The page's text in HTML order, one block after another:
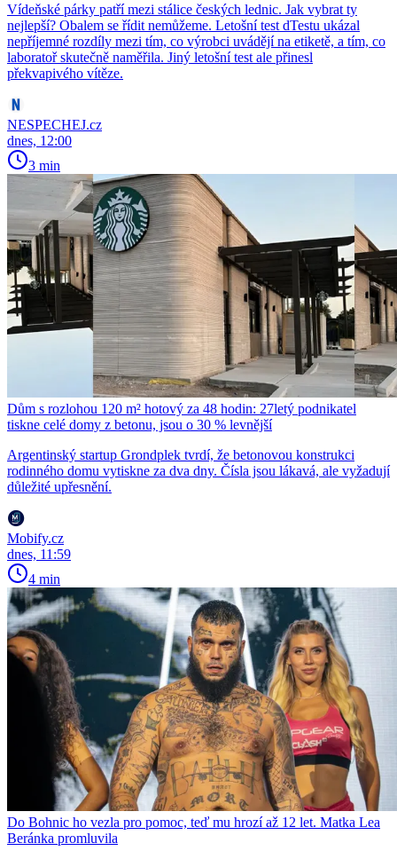
Vídeňské párky patří mezi stálice českých lednic. Jak vybrat ty
nejlepší? Obalem se řídit nemůžeme. Letošní test dTestu ukázal
nepříjemné rozdíly mezi tím, co výrobci uvádějí na etiketě, a tím, co
laboratoř skutečně naměřila. Jiný letošní test ale přinesl
překvapivého vítěze.
NESPECHEJ.cz
dnes, 12:00
3 min
Dům s rozlohou 120 m² hotový za 48 hodin: 27letý podnikatel
tiskne celé domy z betonu, jsou o 30 % levnější
Argentinský startup Grondplek tvrdí, že betonovou konstrukci
rodinného domu vytiskne za dva dny. Čísla jsou lákavá, ale vyžadují
důležité upřesnění.
Mobify.cz
dnes, 11:59
4 min
Do Bohnic ho vezla pro pomoc, teď mu hrozí až 12 let. Matka Lea
Beránka promluvila